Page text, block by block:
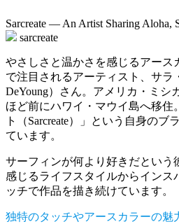
Sarcreate — An Artist Sharing Aloha,
sarcreate
やさしさと温かさを感じるアース
で注目されるアーティスト、サラ
DeYoung）さん。アメリカ・ミシ
ほど前にハワイ・マウイ島へ移住
ト（Sarcreate）」という自身のブ
ています。
サーフィンが何より好きだという
感じるライフスタイルからインス
ッチで作品を描き続けています。
独特のタッチやアースカラーの魅